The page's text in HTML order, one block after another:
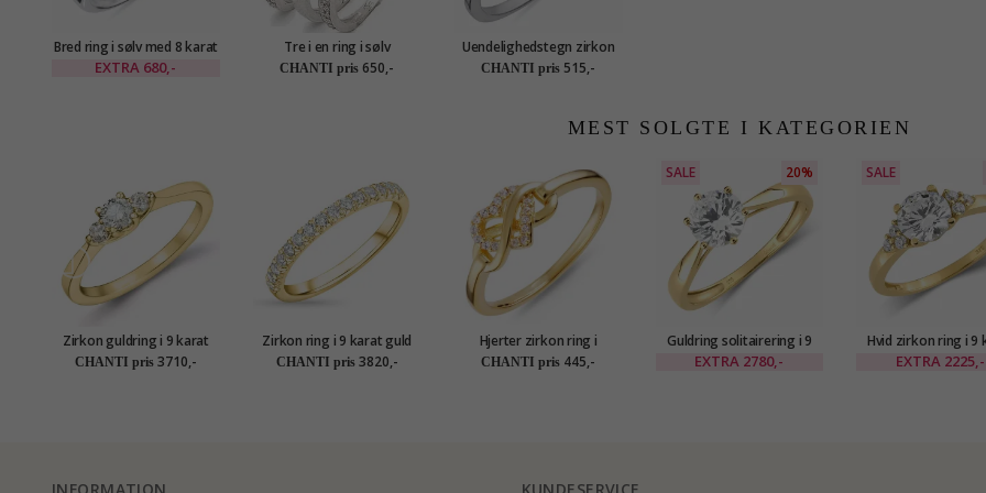
Bred ring i sølv med 8 karat
guld
EXTRA 680,-
Tre i en ring i sølv
CHANTI pris 650,-
Uendelighedstegn zirkon
ring i sølv
CHANTI pris 515,-
MEST SOLGTE I KATEGORIEN
Zirkon guldring i 9 karat
guld
CHANTI pris 3710,-
Zirkon ring i 9 karat guld
CHANTI pris 3820,-
Hjerter zirkon ring i
forgyldt sølv
CHANTI pris 445,-
SALE 20%
Guldring solitairering i 9
karat guld - Gold Collection
EXTRA 2780,-
SALE
Hvid zirkon ring i 9
guld - Gold
EXTRA 2225,-